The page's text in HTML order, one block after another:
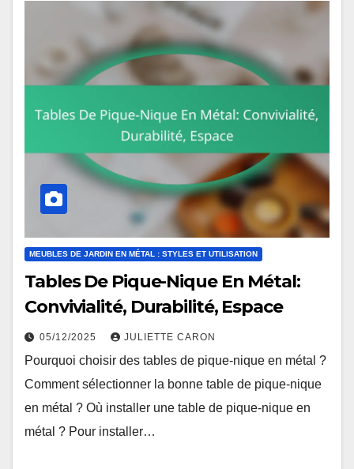
MEUBLES DE JARDIN EN MÉTAL : STYLES ET UTILISATION
Tables De Pique-Nique En Métal:
Convivialité, Durabilité, Espace
05/12/2025 JULIETTE CARON
Pourquoi choisir des tables de pique-nique en métal ?
Comment sélectionner la bonne table de pique-nique
en métal ? Où installer une table de pique-nique en
métal ? Pour installer…